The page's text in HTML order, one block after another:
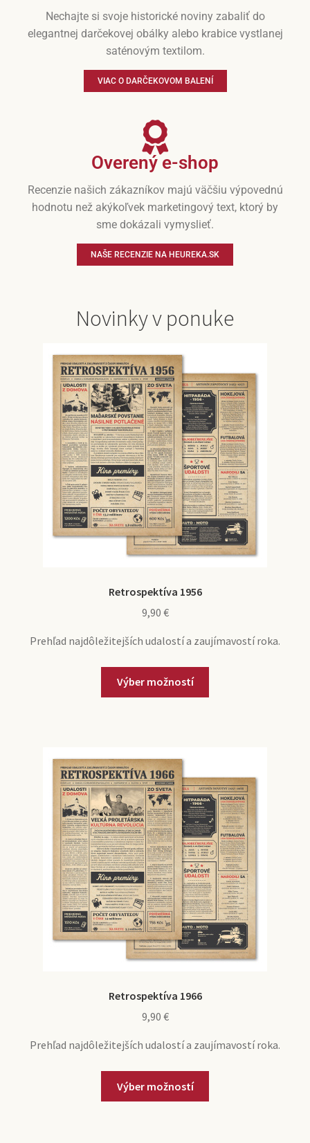
Nechajte si svoje historické noviny zabaliť do
elegantnej darčekovej obálky alebo krabice vystlanej
saténovým textilom.
VIAC O DARČEKOVOM BALENÍ
Overený e-shop
Recenzie našich zákazníkov majú väčšiu výpovednú
hodnotu než akýkoľvek marketingový text, ktorý by
sme dokázali vymyslieť.
NAŠE RECENZIE NA HEUREKA.SK
Novinky v ponuke
Retrospektíva 1956
9,90 €
Prehľad najdôležitejších udalostí a zaujímavostí roka.
Výber možností
Retrospektíva 1966
9,90 €
Prehľad najdôležitejších udalostí a zaujímavostí roka.
Výber možností